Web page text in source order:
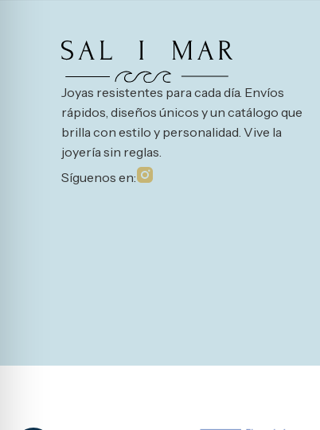
Joyas resistentes para cada día. Envíos
rápidos, diseños únicos y un catálogo que
brilla con estilo y personalidad. Vive la
joyería sin reglas.
Síguenos en: